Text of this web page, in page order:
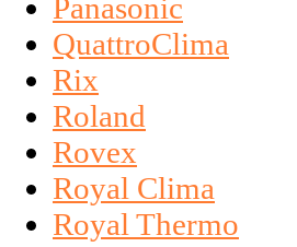
Panasonic
QuattroClima
Rix
Roland
Rovex
Royal Clima
Royal Thermo